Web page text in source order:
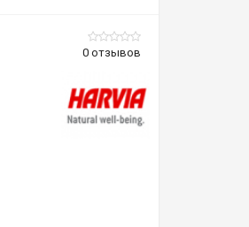
0 отзывов